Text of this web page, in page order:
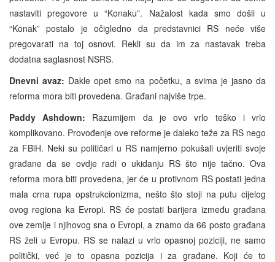
nastaviti pregovore u “Konaku”. Nažalost kada smo došli u
“Konak” postalo je očigledno da predstavnici RS neće više
pregovarati na toj osnovi. Rekli su da im za nastavak treba
dodatna saglasnost NSRS.
Dnevni avaz: Dakle opet smo na početku, a svima je jasno da
reforma mora biti provedena. Građani najviše trpe.
Paddy Ashdown: Razumijem da je ovo vrlo teško i vrlo
komplikovano. Provođenje ove reforme je daleko teže za RS nego
za FBiH. Neki su političari u RS namjerno pokušali uvjeriti svoje
građane da se ovdje radi o ukidanju RS što nije tačno. Ova
reforma mora biti provedena, jer će u protivnom RS postati jedna
mala crna rupa opstrukcionizma, nešto što stoji na putu cijelog
ovog regiona ka Evropi. RS će postati barijera između građana
ove zemlje i njihovog sna o Evropi, a znamo da 66 posto građana
RS želi u Evropu. RS se nalazi u vrlo opasnoj poziciji, ne samo
politički, već je to opasna pozicija i za građane. Koji će to